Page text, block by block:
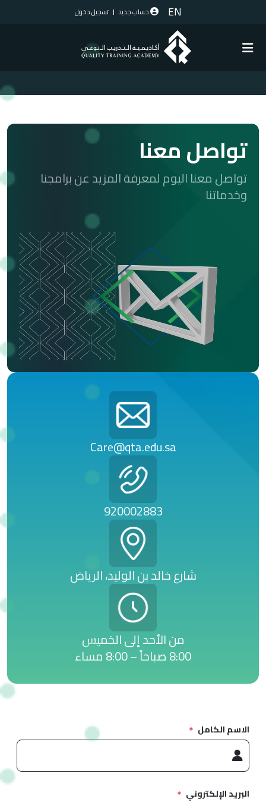
EN حساب جديد تسجيل دخول
تواصل معنا
تواصل معنا اليوم لمعرفة المزيد عن برامجنا
وخدماتنا
Care@qta.edu.sa
920002883
شارع خالد بن الوليد، الرياض
من الأحد إلى الخميس
8:00 صباحاً – 8:00 مساء
الاسم الكامل
البريد الإلكتروني